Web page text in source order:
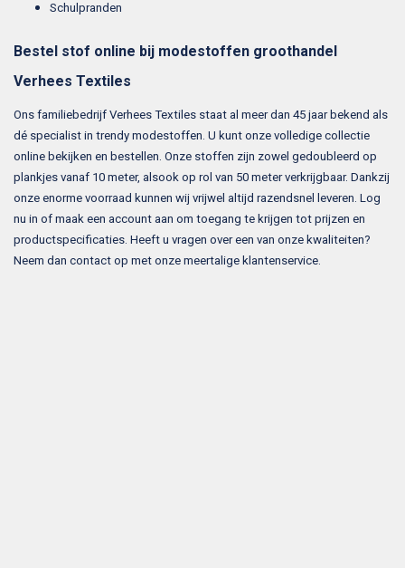
Schulpranden
Bestel stof online bij modestoffen groothandel
Verhees Textiles
Ons familiebedrijf Verhees Textiles staat al meer dan 45 jaar bekend als
dé specialist in trendy modestoffen. U kunt onze volledige collectie
online bekijken en bestellen. Onze stoffen zijn zowel gedoubleerd op
plankjes vanaf 10 meter, alsook op rol van 50 meter verkrijgbaar. Dankzij
onze enorme voorraad kunnen wij vrijwel altijd razendsnel leveren. Log
nu in of maak een account aan om toegang te krijgen tot prijzen en
productspecificaties. Heeft u vragen over een van onze kwaliteiten?
Neem dan contact op met onze meertalige klantenservice.